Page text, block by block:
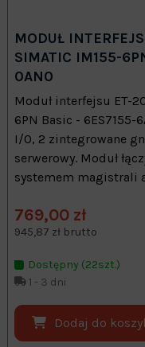
MODUŁ
SIMATIC IM155-
0AN0
Moduł interfejsu ET-
6PN Basic - 6ES7155-
I/O, 2 zintegrowane
serwerowy. Moduł
systemem magistrali
769,00 zł
945,87 zł brutto
Dostępny (22szt.)
1 - 3 dni
Dodaj do